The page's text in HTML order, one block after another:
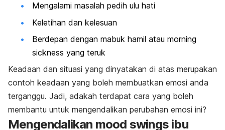
Mengalami masalah pedih ulu hati
Keletihan dan kelesuan
Berdepan dengan mabuk hamil atau morning
sickness yang teruk
Keadaan dan situasi yang dinyatakan di atas merupakan
contoh keadaan yang boleh membuatkan emosi anda
terganggu. Jadi, adakah terdapat cara yang boleh
membantu untuk mengendalikan perubahan emosi ini?
Mengendalikan mood swings ibu